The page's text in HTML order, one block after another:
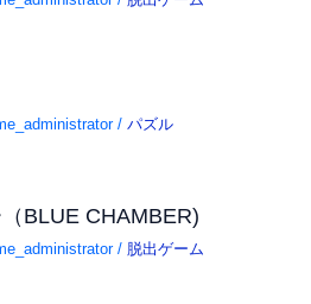
/パズル
BLUE CHAMBER)
/ 脱出ゲーム